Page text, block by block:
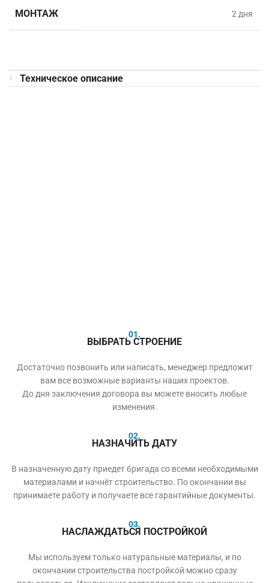
МОНТАЖ 2 дня
Техническое описание
01.
ВЫБРАТЬ СТРОЕНИЕ
Достаточно позвонить или написать, менеджер предложит
вам все возможные варианты наших проектов.
До дня заключения договора вы можете вносить любые
изменения.
02.
НАЗНАЧИТЬ ДАТУ
В назначенную дату приедет бригада со всеми необходимыми
материалами и начнёт строительство. По окончании вы
принимаете работу и получаете все гарантийные документы.
03.
НАСЛАЖДАТЬСЯ ПОСТРОЙКОЙ
Мы используем только натуральные материалы, и по
окончании строительства постройкой можно сразу